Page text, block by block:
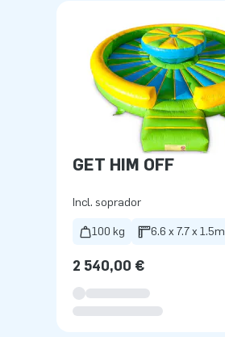
GET HIM OFF
Incl. soprador
100 kg 6.6 x 7.7 x 1.5m
2 540,00 €